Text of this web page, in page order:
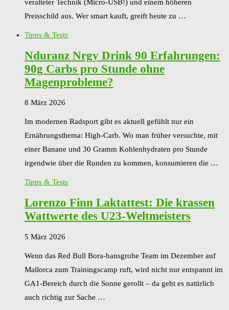
veralteter Technik (Micro-USB!) und einem höheren
Preisschild aus. Wer smart kauft, greift heute zu …
Tipps & Tests
Nduranz Nrgy Drink 90 Erfahrungen:
90g Carbs pro Stunde ohne
Magenprobleme?
8 März 2026
Im modernen Radsport gibt es aktuell gefühlt nur ein
Ernährungsthema: High-Carb. Wo man früher versuchte, mit
einer Banane und 30 Gramm Kohlenhydraten pro Stunde
irgendwie über die Runden zu kommen, konsumieren die …
Tipps & Tests
Lorenzo Finn Laktattest: Die krassen
Wattwerte des U23-Weltmeisters
5 März 2026
Wenn das Red Bull Bora-hansgrohe Team im Dezember auf
Mallorca zum Trainingscamp ruft, wird nicht nur entspannt im
GA1-Bereich durch die Sonne gerollt – da geht es natürlich
auch richtig zur Sache …